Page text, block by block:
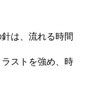
は、流れる時間
ストを強め、時